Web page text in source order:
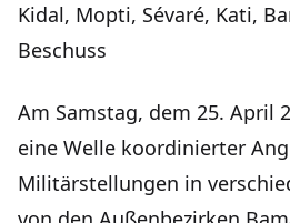
Kidal, Mopti, Sévaré, Kati,
Beschuss
Am Samstag, dem 25. April
eine Welle koordinierter
Militärstellungen in